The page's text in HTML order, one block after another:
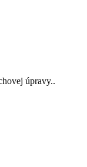
úpravy..